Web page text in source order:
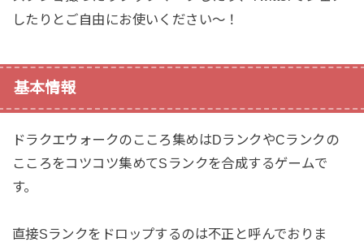
したりとご自由にお使いください〜！
基本情報
ドラクエウォークのこころ集めはDランクやCランクの
こころをコツコツ集めてSランクを合成するゲームで
す。
直接Sランクをドロップするのは不正と呼んでおりま